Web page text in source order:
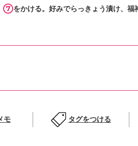
7 をかける。好みでらっきょう漬け、福
モ タグをつける